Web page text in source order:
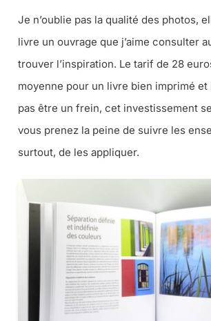
Je n’oublie pas la qualité des photos,
livre un ouvrage que j’aime consulter
trouver l’inspiration. Le tarif de 28
moyenne pour un livre bien imprimé
pas être un frein, cet investissement
vous prenez la peine de suivre les
surtout, de les appliquer.